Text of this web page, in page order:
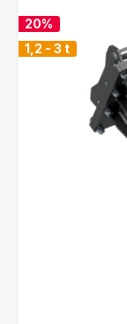
20%
1,2 - 3 t